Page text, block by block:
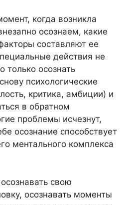
когда возникла
осознаем, какие
составляют ее
действия не
только осознать
психологические
критика, амбиции) и
в обратном
проблемы исчезнут,
осознание способствует
ментального комплекса
свою
осознавать моменты